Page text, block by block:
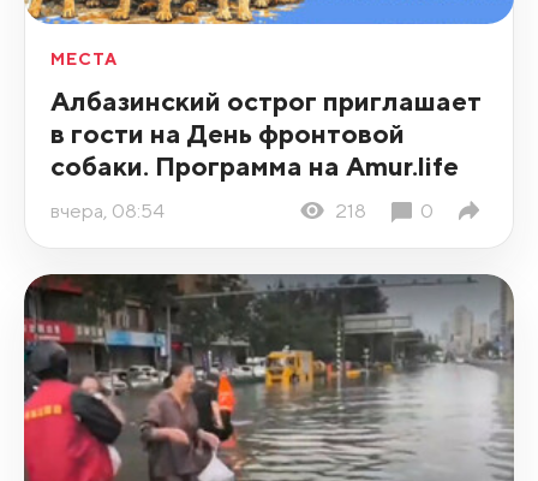
МЕСТА
Албазинский острог приглашает
в гости на День фронтовой
собаки. Программа на Amur.life
вчера, 08:54 218 0